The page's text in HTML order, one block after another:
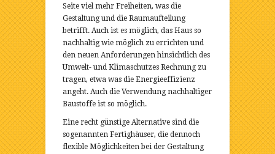
Seite viel mehr Freiheiten, was die
Gestaltung und die Raumaufteilung
betrifft. Auch ist es möglich, das Haus so
nachhaltig wie möglich zu errichten und
den neuen Anforderungen hinsichtlich des
Umwelt- und Klimaschutzes Rechnung zu
tragen, etwa was die Energieeffizienz
angeht. Auch die Verwendung nachhaltiger
Baustoffe ist so möglich.
Eine recht günstige Alternative sind die
sogenannten Fertighäuser, die dennoch
flexible Möglichkeiten bei der Gestaltung